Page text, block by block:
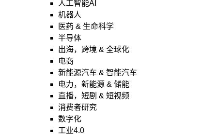
人工智能AI
机器人
医药 & 生命科学
半导体
出海，跨境 & 全球化
电商
新能源汽车 & 智能汽车
电力，新能源 & 储能
直播，短剧 & 短视频
消费者研究
数字化
工业4.0